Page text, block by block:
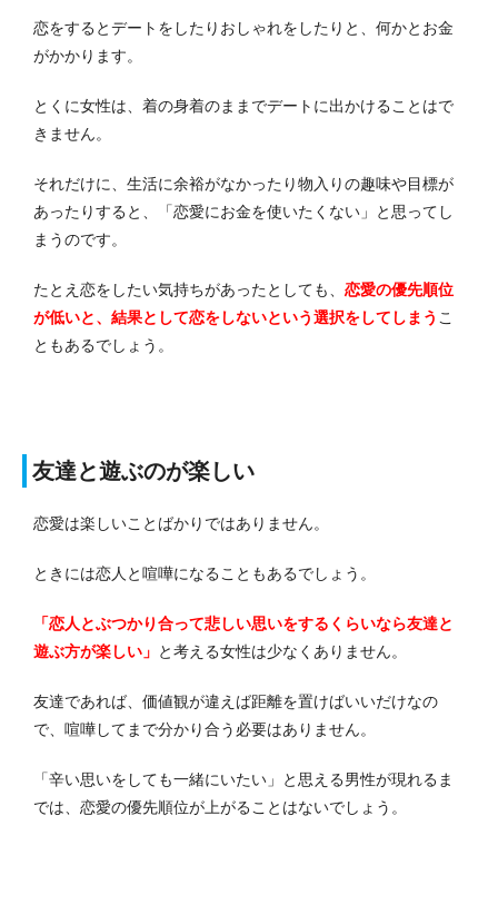
恋をするとデートをしたりおしゃれをしたりと、何かとお金
がかかります。
とくに女性は、着の身着のままでデートに出かけることはで
きません。
それだけに、生活に余裕がなかったり物入りの趣味や目標が
あったりすると、「恋愛にお金を使いたくない」と思ってし
まうのです。
たとえ恋をしたい気持ちがあったとしても、 恋愛の優先順位
が低いと、結果として恋をしないという選択をしてしまう こ
ともあるでしょう。
友達と遊ぶのが楽しい
恋愛は楽しいことばかりではありません。
ときには恋人と喧嘩になることもあるでしょう。
「恋人とぶつかり合って悲しい思いをするくらいなら友達と
遊ぶ方が楽しい」 と考える女性は少なくありません。
友達であれば、価値観が違えば距離を置けばいいだけなの
で、喧嘩してまで分かり合う必要はありません。
「辛い思いをしても一緒にいたい」と思える男性が現れるま
では、恋愛の優先順位が上がることはないでしょう。